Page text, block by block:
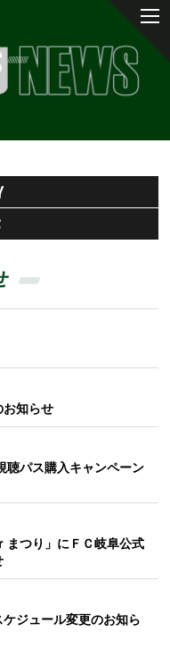
お知らせ
聴パス購入キャンペーン
まつり」にＦＣ岐阜公式
ジュール変更のお知ら